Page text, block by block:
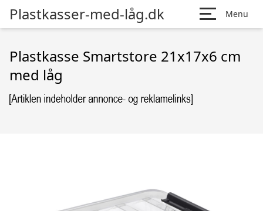
Plastkasser-med-låg.dk Menu
Plastkasse Smartstore 21x17x6 cm
med låg